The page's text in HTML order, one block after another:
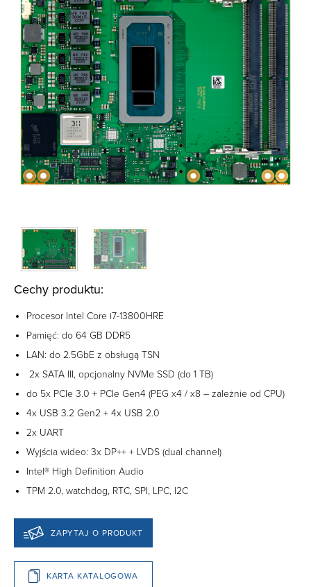
Cechy produktu:
Procesor Intel Core i7-13800HRE
Pamięć: do 64 GB DDR5
LAN: do 2.5GbE z obsługą TSN
2x SATA III, opcjonalny NVMe SSD (do 1 TB)
do 5x PCIe 3.0 + PCIe Gen4 (PEG x4 / x8 – zależnie od CPU)
4x USB 3.2 Gen2 + 4x USB 2.0
2x UART
Wyjścia wideo: 3x DP++ + LVDS (dual channel)
Intel® High Definition Audio
TPM 2.0, watchdog, RTC, SPI, LPC, I2C
ZAPYTAJ O PRODUKT
KARTA KATALOGOWA